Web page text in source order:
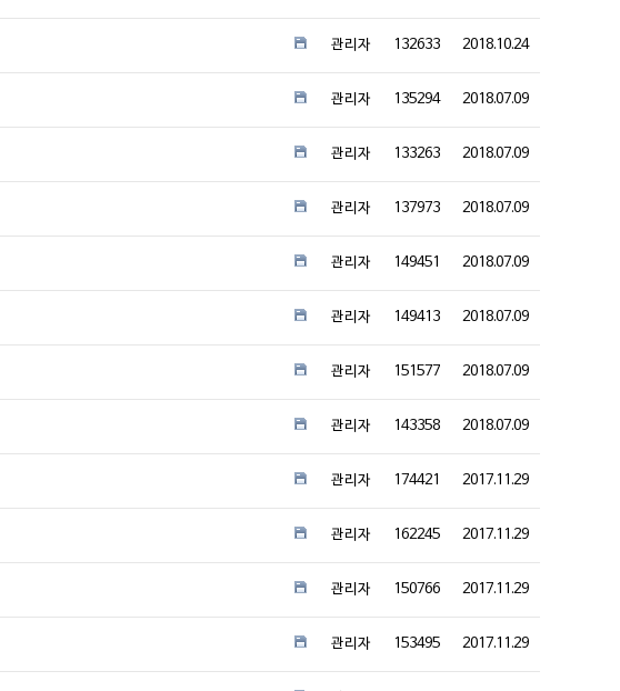
관리자 132633 2018.10.24
관리자 135294 2018.07.09
관리자 133263 2018.07.09
관리자 137973 2018.07.09
관리자 149451 2018.07.09
관리자 149413 2018.07.09
관리자 151577 2018.07.09
관리자 143358 2018.07.09
관리자 174421 2017.11.29
관리자 162245 2017.11.29
관리자 150766 2017.11.29
관리자 153495 2017.11.29